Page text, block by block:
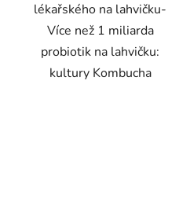
lékařského na lahvičku-
Více než 1 miliarda
probiotik na lahvičku:
kultury Kombucha